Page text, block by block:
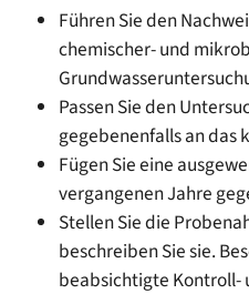
Führen Sie den
chemischer- und
Passen Sie den
gegebenenfalls an das
Fügen Sie eine
vergangenen Jahre
Stellen Sie die
beschreiben Sie sie.
beabsichtigte Kontroll-